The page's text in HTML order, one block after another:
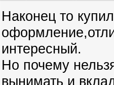
Наконец то
интересный.
Но почему
вынимать и